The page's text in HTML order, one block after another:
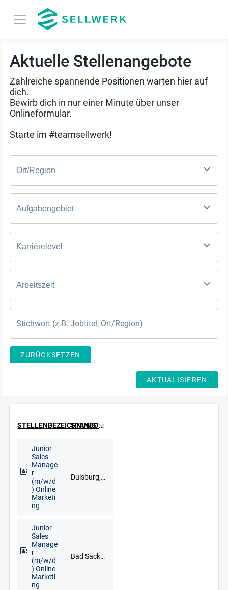
Aktuelle Stellenangebote
Zahlreiche spannende Positionen warten hier auf
dich.
Bewirb dich in nur einer Minute über unser
Onlineformular.
Starte im #teamsellwerk!
Ort/Region
Aufgabengebiet
Karrierelevel
Arbeitszeit
ZURÜCKSETZEN
AKTUALISIEREN
STELLENBEZEICHNUNG STANDORT
Junior
Sales
Manage
r
(m/w/d
) Online
Marketi
ng
Duisburg, Düsseldorf, Goch, Kleve, Krefeld, Meerbusch, Remscheid, Solingen, Wuppertal
Junior
Sales
Manage
r
(m/w/d
) Online
Marketi
ng
Bad Säckingen, Freiburg im Breisgau, Lörrach, Waldshut-Tiengen